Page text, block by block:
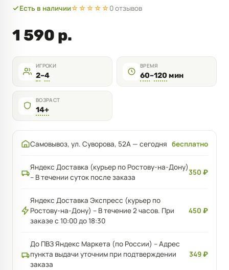
Есть в наличии☆☆☆☆☆0 отзывов
1 590 р.
ИГРОКИ
2–4
ВРЕМЯ
60–120 мин
ВОЗРАСТ
14+
Самовывоз, ул. Суворова, 52А — сегодня бесплатно
Яндекс Доставка (курьер по Ростову-на-Дону)
– В течении суток после заказа
350 ₽
Яндекс Доставка Экспресс (курьер по
Ростову-на-Дону) – В течение 2 часов. При
заказе с 10:00 до 18:30
450 ₽
До ПВЗ Яндекс Маркета (по России) – Адрес
пункта выдачи уточним при подтверждении
заказа
349 ₽